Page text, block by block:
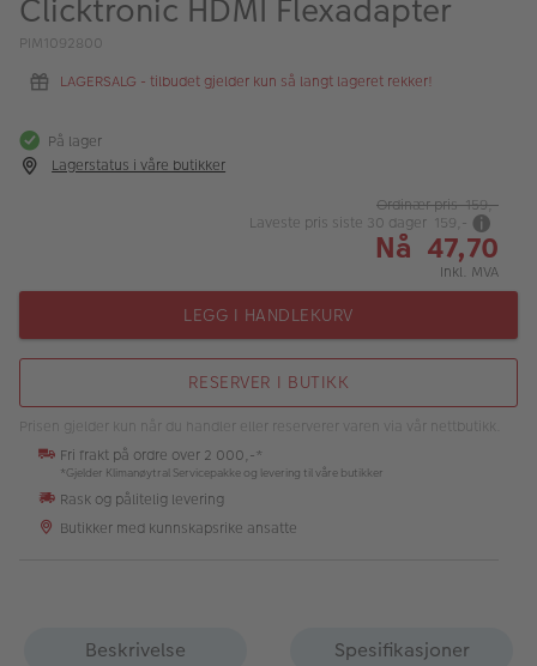
ALBUM
Lagersalg
Clicktronic HDMI Flexadapter
PIM1092800
LAGERSALG - tilbudet gjelder kun så langt lageret rekker!
På lager
Lagerstatus i våre butikker
Ordinær pris 159,-
Laveste pris siste 30 dager 159,-
Nå 47,70
Inkl. MVA
LEGG I HANDLEKURV
RESERVER I BUTIKK
Prisen gjelder kun når du handler eller reserverer varen via vår nettbutikk.
Fri frakt på ordre over 2 000,-*
*Gjelder Klimanøytral Servicepakke og levering til våre butikker
Rask og pålitelig levering
Butikker med kunnskapsrike ansatte
Beskrivelse Spesifikasjoner